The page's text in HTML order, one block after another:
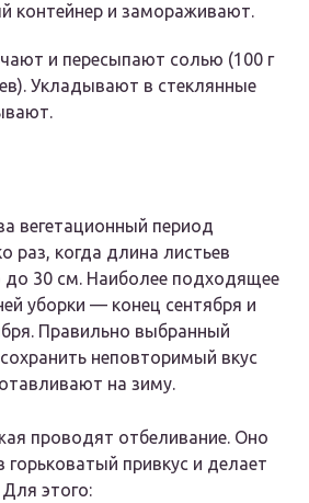
контейнер и замораживают.
и пересыпают солью (100 г
Укладывают в стеклянные
вегетационный период
раз, когда длина листьев
30 см. Наиболее подходящее
уборки — конец сентября и
Правильно выбранный
неповторимый вкус
на зиму.
проводят отбеливание. Оно
горьковатый привкус и делает
этого: